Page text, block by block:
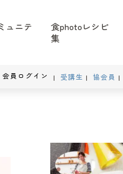
ュニテ
食photoレシピ
集
会員ログイン 受講生 協会員